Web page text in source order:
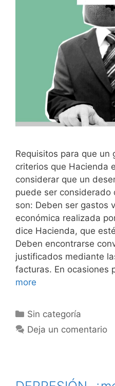
Requisitos para que
criterios que Hacienda
considerar que un
puede ser
son: Deben ser gastos
económica realizada
dice Hacienda, que
Deben encontrarse
justificados mediante
facturas. En ocasiones
more
Sin categoría
Deja un comentario